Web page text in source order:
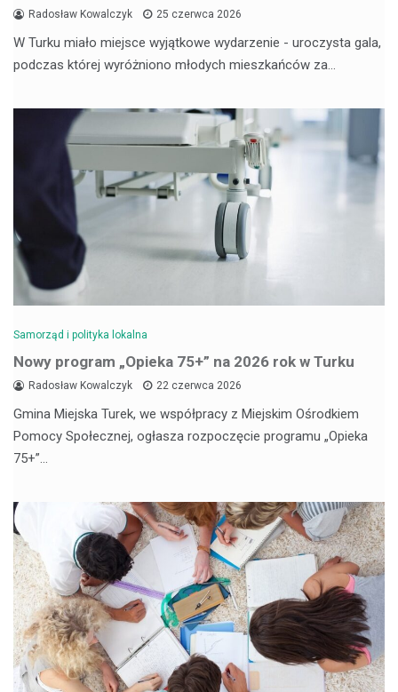
Radosław Kowalczyk 25 czerwca 2026
W Turku miało miejsce wyjątkowe wydarzenie - uroczysta gala,
podczas której wyróżniono młodych mieszkańców za…
Samorząd i polityka lokalna
Nowy program „Opieka 75+” na 2026 rok w Turku
Radosław Kowalczyk 22 czerwca 2026
Gmina Miejska Turek, we współpracy z Miejskim Ośrodkiem
Pomocy Społecznej, ogłasza rozpoczęcie programu „Opieka
75+”…